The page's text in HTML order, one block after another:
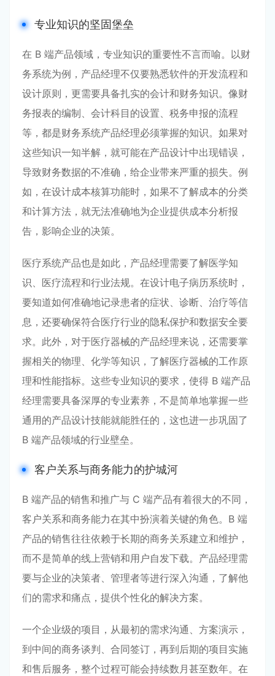
专业知识的坚固堡垒
在 B 端产品领域，专业知识的重要性不言而喻。以财
务系统为例，产品经理不仅要熟悉软件的开发流程和
设计原则，更需要具备扎实的会计和财务知识。像财
务报表的编制、会计科目的设置、税务申报的流程
等，都是财务系统产品经理必须掌握的知识。如果对
这些知识一知半解，就可能在产品设计中出现错误，
导致财务数据的不准确，给企业带来严重的损失。例
如，在设计成本核算功能时，如果不了解成本的分类
和计算方法，就无法准确地为企业提供成本分析报
告，影响企业的决策。
医疗系统产品也是如此，产品经理需要了解医学知
识、医疗流程和行业法规。在设计电子病历系统时，
要知道如何准确地记录患者的症状、诊断、治疗等信
息，还要确保符合医疗行业的隐私保护和数据安全要
求。此外，对于医疗器械的产品经理来说，还需要掌
握相关的物理、化学等知识，了解医疗器械的工作原
理和性能指标。这些专业知识的要求，使得 B 端产品
经理需要具备深厚的专业素养，不是简单地掌握一些
通用的产品设计技能就能胜任的，这也进一步巩固了
B 端产品领域的行业壁垒。
客户关系与商务能力的护城河
B 端产品的销售和推广与 C 端产品有着很大的不同，
客户关系和商务能力在其中扮演着关键的角色。B 端
产品的销售往往依赖于长期的商务关系建立和维护，
而不是简单的线上营销和用户自发下载。产品经理需
要与企业的决策者、管理者等进行深入沟通，了解他
们的需求和痛点，提供个性化的解决方案。
一个企业级的项目，从最初的需求沟通、方案演示，
到中间的商务谈判、合同签订，再到后期的项目实施
和售后服务，整个过程可能会持续数月甚至数年。在